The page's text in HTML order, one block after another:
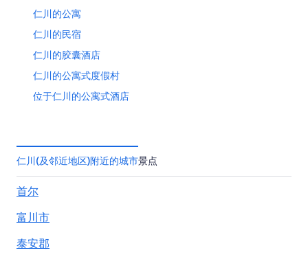
仁川的公寓
仁川的民宿
仁川的胶囊酒店
仁川的公寓式度假村
位于仁川的公寓式酒店
仁川的膳宿公寓
位于富平的设有 SPA 水疗的度假村酒店
富平的酒店
桂阳区的酒店
中区的酒店
仁川(及邻近地区)附近的城市景点
首尔
富川市
泰安郡